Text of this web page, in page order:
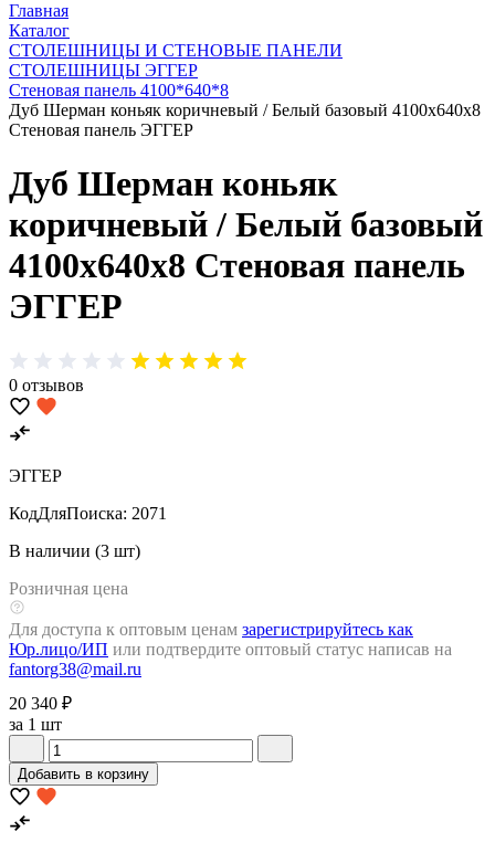
Главная
Каталог
СТОЛЕШНИЦЫ И СТЕНОВЫЕ ПАНЕЛИ
СТОЛЕШНИЦЫ ЭГГЕР
Стеновая панель 4100*640*8
Дуб Шерман коньяк коричневый / Белый базовый 4100х640х8
Стеновая панель ЭГГЕР
Дуб Шерман коньяк
коричневый / Белый базовый
4100х640х8 Стеновая панель
ЭГГЕР
0 отзывов
ЭГГЕР
КодДляПоиска: 2071
В наличии (3 шт)
Розничная цена
Для доступа к оптовым ценам зарегистрируйтесь как
Юр.лицо/ИП или подтвердите оптовый статус написав на
fantorg38@mail.ru
20 340 ₽
за 1 шт
Добавить в корзину